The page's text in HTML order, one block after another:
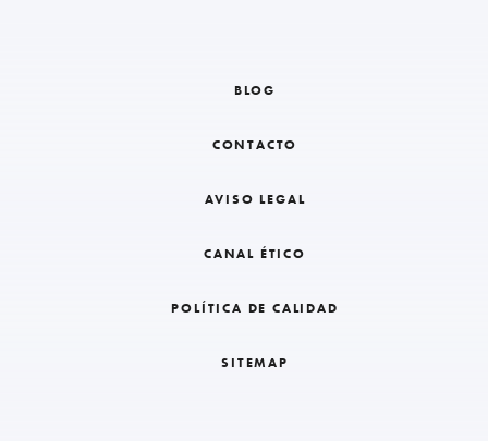
BLOG
CONTACTO
AVISO LEGAL
CANAL ÉTICO
POLÍTICA DE CALIDAD
SITEMAP